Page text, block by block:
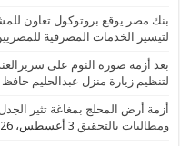
بنك مصر يوقع بروتوكول تعاون
لتيسير الخدمات المصرفية
بعد أزمة صورة النوم على
لتنظيم زيارة منزل عبدالحليم حافظ
أزمة أرض المحلج بمغاغة تثير
ومطالبات بالتحقيق 3 أغسطس، 2026